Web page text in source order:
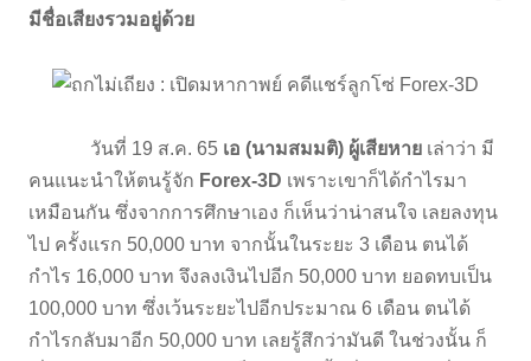
มีชื่อเสียงรวมอยู่ด้วย
วันที่ 19 ส.ค. 65 เอ (นามสมมติ) ผู้เสียหาย เล่าว่า มี
คนแนะนำให้ตนรู้จัก Forex-3D เพราะเขาก็ได้กำไรมา
เหมือนกัน ซึ่งจากการศึกษาเอง ก็เห็นว่าน่าสนใจ เลยลงทุน
ไป ครั้งแรก 50,000 บาท จากนั้นในระยะ 3 เดือน ตนได้
กำไร 16,000 บาท จึงลงเงินไปอีก 50,000 บาท ยอดทบเป็น
100,000 บาท ซึ่งเว้นระยะไปอีกประมาณ 6 เดือน ตนได้
กำไรกลับมาอีก 50,000 บาท เลยรู้สึกว่ามันดี ในช่วงนั้น ก็